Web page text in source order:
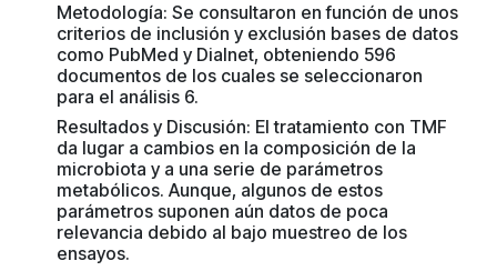
Metodología: Se consultaron en función de unos
criterios de inclusión y exclusión bases de datos
como PubMed y Dialnet, obteniendo 596
documentos de los cuales se seleccionaron
para el análisis 6.
Resultados y Discusión: El tratamiento con TMF
da lugar a cambios en la composición de la
microbiota y a una serie de parámetros
metabólicos. Aunque, algunos de estos
parámetros suponen aún datos de poca
relevancia debido al bajo muestreo de los
ensayos.